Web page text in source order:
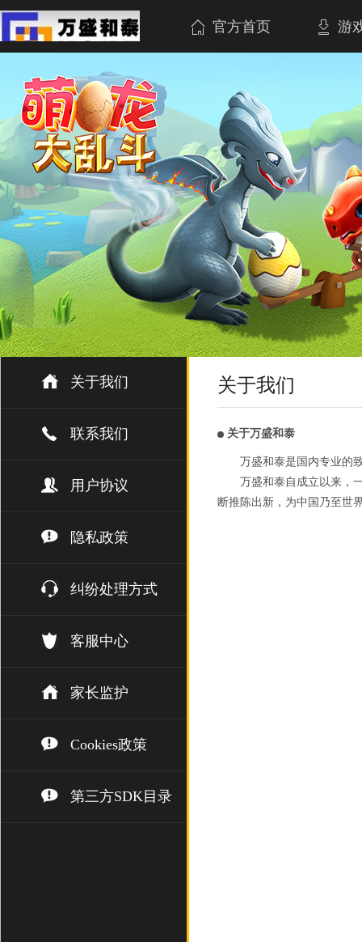
官方首页 游
关于我们
联系我们
用户协议
隐私政策
纠纷处理方式
客服中心
家长监护
Cookies政策
第三方SDK目录
关于我们
关于万盛和泰
万盛和泰是国内专业的
万盛和泰自成立以来，
断推陈出新，为中国乃至世